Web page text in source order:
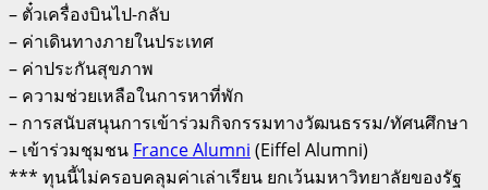
– ตั๋วเครื่องบินไป-กลับ
– ค่าเดินทางภายในประเทศ
– ค่าประกันสุขภาพ
– ความช่วยเหลือในการหาที่พัก
– การสนับสนุนการเข้าร่วมกิจกรรมทางวัฒนธรรม/ทัศนศึกษา
– เข้าร่วมชุมชน France Alumni (Eiffel Alumni)
*** ทุนนี้ไม่ครอบคลุมค่าเล่าเรียน ยกเว้นมหาวิทยาลัยของรัฐ